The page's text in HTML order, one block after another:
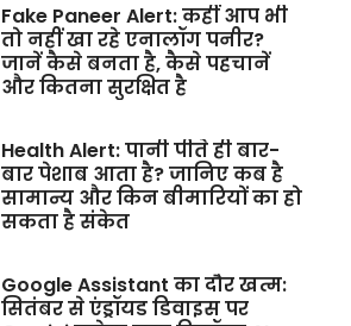
Fake Paneer Alert: कहीं आप भी
तो नहीं खा रहे एनालॉग पनीर?
जानें कैसे बनता है, कैसे पहचानें
और कितना सुरक्षित है
Health Alert: पानी पीते ही बार-
बार पेशाब आता है? जानिए कब है
सामान्य और किन बीमारियों का हो
सकता है संकेत
Google Assistant का दौर खत्म:
सितंबर से एंड्रॉयड डिवाइस पर